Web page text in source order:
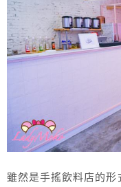
雖然是手搖飲料店的